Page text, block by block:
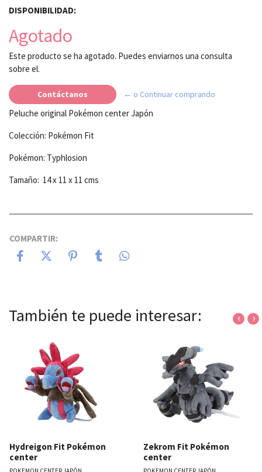
DISPONIBILIDAD:
Agotado
Este producto se ha agotado. Puedes enviarnos una consulta
sobre el.
Contáctanos ← o Continuar comprando
Peluche original Pokémon center Japón
Colección: Pokémon Fit
Pokémon: Typhlosion
Tamaño: 14 x 11 x 11 cms
COMPARTIR:
También te puede interesar:
Hydreigon Fit Pokémon
center
Zekrom Fit Pokémon
center
‹ ›